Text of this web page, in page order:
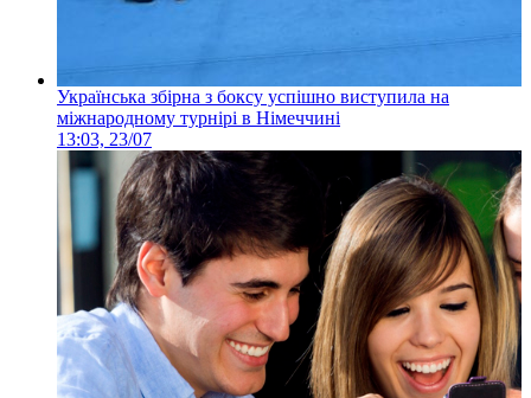
Українська збірна з боксу успішно виступила на
міжнародному турнірі в Німеччині
13:03, 23/07